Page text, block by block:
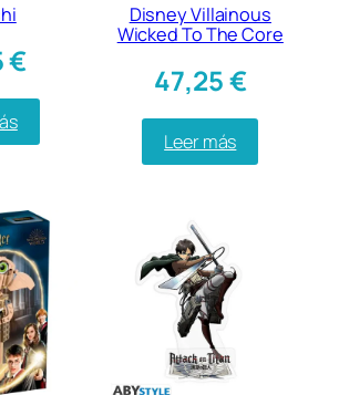
€
Disney Villainous
Wicked To The Core
47,25€
Leer más